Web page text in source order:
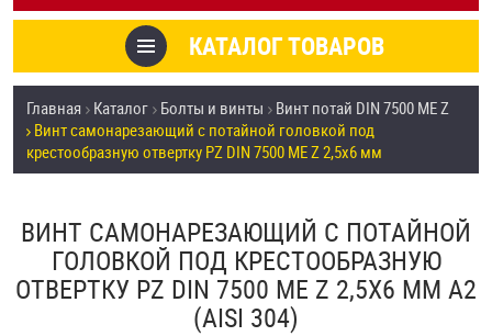
ОТЗЫВЫ
УСЛУГИ
СКИДКИ
ПОКУПАТЕЛЯМ
ОПЛАТА И ДОСТАВКА
КАТАЛОГ ТОВАРОВ
Товары со скидкой
Анкеры
Болты и винты
Главная Каталог Болты и винты
Винт потай DIN 7500 ME Z
Винт самонарезающий c потайной головкой под
крестообразную отвертку PZ DIN 7500 ME Z 2,5х6 мм
ВИНТ САМОНАРЕЗАЮЩИЙ C ПОТАЙНОЙ
ГОЛОВКОЙ ПОД КРЕСТООБРАЗНУЮ
ОТВЕРТКУ PZ DIN 7500 ME Z 2,5Х6 ММ А2
(AISI 304)